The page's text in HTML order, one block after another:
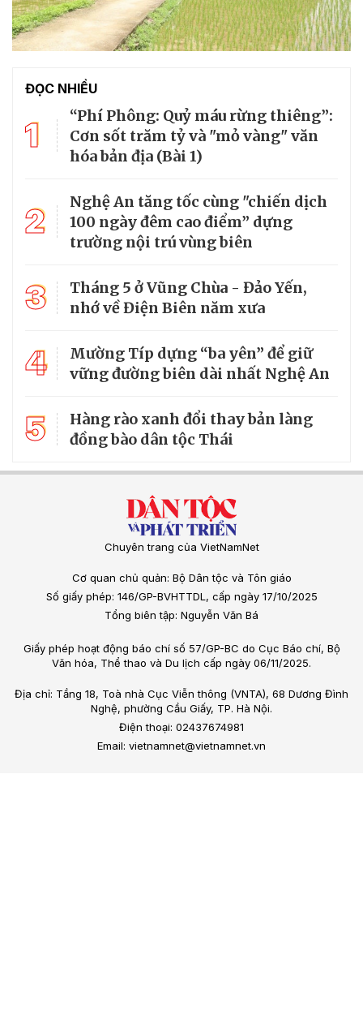
ĐỌC NHIỀU
1
“Phí Phông: Quỷ máu rừng thiêng”:
Cơn sốt trăm tỷ và "mỏ vàng" văn
hóa bản địa (Bài 1)
2
Nghệ An tăng tốc cùng "chiến dịch
100 ngày đêm cao điểm” dựng
trường nội trú vùng biên
3
Tháng 5 ở Vũng Chùa - Đảo Yến,
nhớ về Điện Biên năm xưa
4
Mường Típ dựng “ba yên” để giữ
vững đường biên dài nhất Nghệ An
5
Hàng rào xanh đổi thay bản làng
đồng bào dân tộc Thái
Chuyên trang của VietNamNet
Cơ quan chủ quản: Bộ Dân tộc và Tôn giáo
Số giấy phép: 146/GP-BVHTTDL, cấp ngày 17/10/2025
Tổng biên tập: Nguyễn Văn Bá
Giấy phép hoạt động báo chí số 57/GP-BC do Cục Báo chí, Bộ
Văn hóa, Thể thao và Du lịch cấp ngày 06/11/2025.
Địa chỉ: Tầng 18, Toà nhà Cục Viễn thông (VNTA), 68 Dương Đình
Nghệ, phường Cầu Giấy, TP. Hà Nội.
Điện thoại: 02437674981
Email: vietnamnet@vietnamnet.vn